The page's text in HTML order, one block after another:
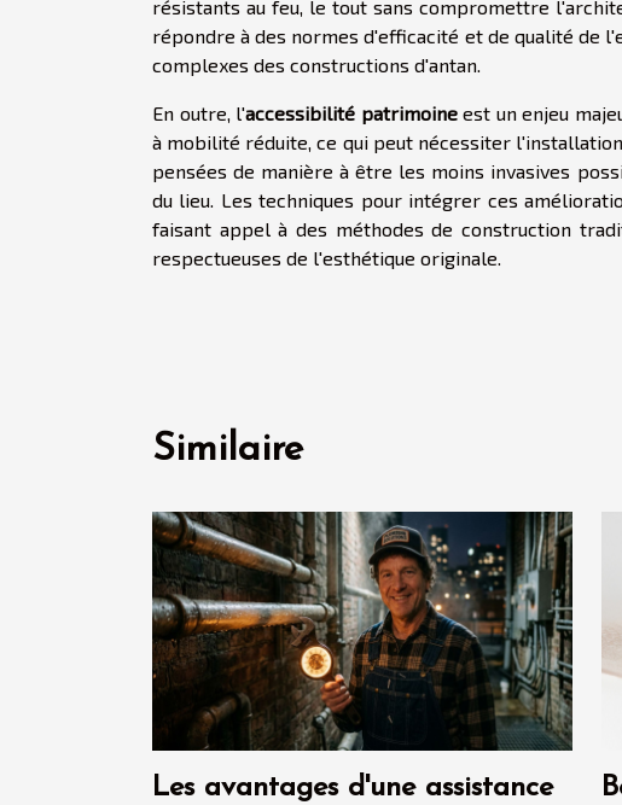
résistants au feu, le tout sans compromettre
répondre à des normes d'efficacité et de qualité de
complexes des constructions d'antan.
En outre, l'accessibilité patrimoineest un enjeu
à mobilité réduite, ce qui peut nécessiter
pensées de manière à être les moins invasives
du lieu. Les techniques pour intégrer ces
faisant appel à des méthodes de construction
respectueuses de l'esthétique originale.
Similaire
Les avantages d'une assistance